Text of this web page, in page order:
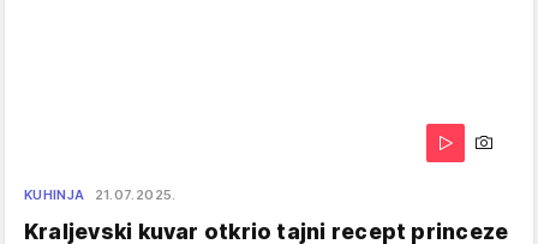
KUHINJA 21.07.2025.
Kraljevski kuvar otkrio tajni recept princeze